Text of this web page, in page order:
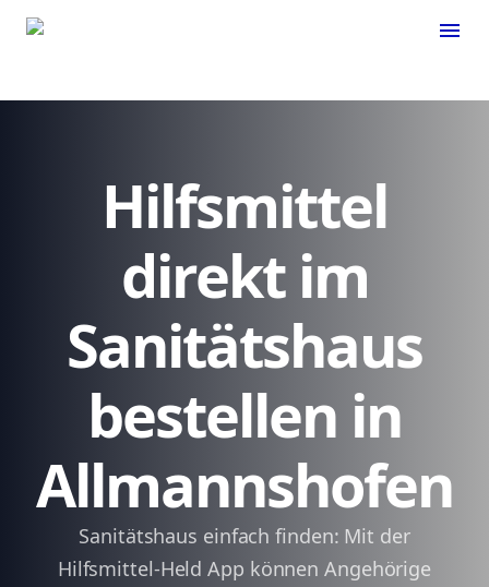
menu
Hilfsmittel
direkt im
Sanitätshaus
bestellen in
Allmannshofen
Sanitätshaus einfach finden: Mit der
Hilfsmittel-Held App können Angehörige